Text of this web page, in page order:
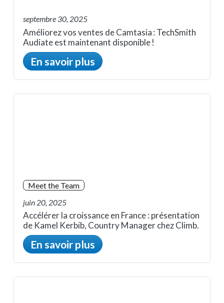
septembre 30, 2025
Améliorez vos ventes de Camtasia : TechSmith
Audiate est maintenant disponible !
En savoir plus
Meet the Team
juin 20, 2025
Accélérer la croissance en France : présentation
de Kamel Kerbib, Country Manager chez Climb.
En savoir plus